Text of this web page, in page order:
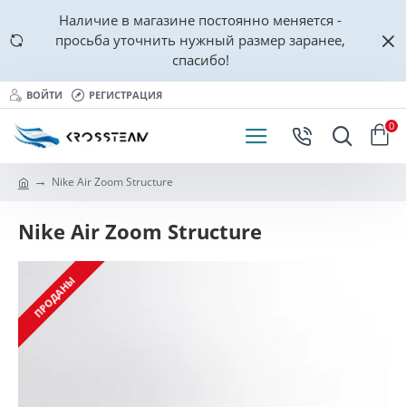
Наличие в магазине постоянно меняется -
просьба уточнить нужный размер заранее,
спасибо!
ВОЙТИ РЕГИСТРАЦИЯ
0
Nike Air Zoom Structure
Nike Air Zoom Structure
ПРОДАНЫ